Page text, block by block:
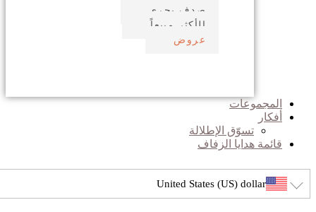
صدف بحري
الأكثر مبيعاً
عروض
المجموعات
أفكار
تسوّق الإطلالة
قائمة هدايا الزفاف
United States (US) dollar